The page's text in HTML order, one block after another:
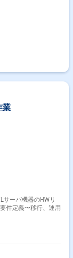
業
サーバ機器のHWリ
件定義〜移行、運用